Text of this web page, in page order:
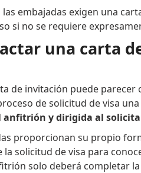
embajadas exigen una
si no se requiere
una carta
de invitación puede
de solicitud de visa
anfitrión y dirigida al
proporcionan su propio
la solicitud de visa para
solo deberá completar